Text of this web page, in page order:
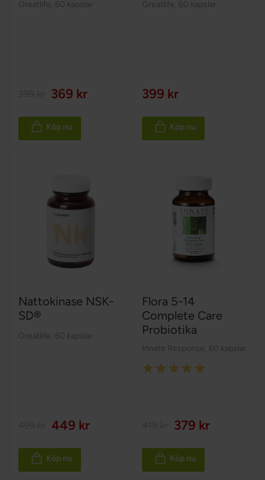
Greatlife 60 kapslar
369 kr
Köp nu
Greatlife 60 kapslar
399 kr
Köp nu
Nattokinase NSK-
SD®
Greatlife 60 kapslar
449 kr
Köp nu
Flora 5-14
Complete Care
Probiotika
Innate Response 60 kapslar
Rating:
379 kr
Köp nu